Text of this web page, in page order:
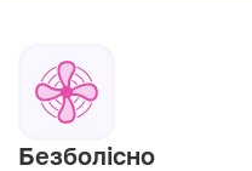
Безболісно